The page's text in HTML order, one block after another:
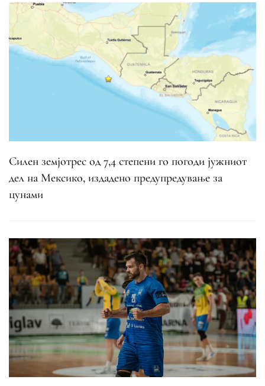
Силен земјотрес од 7,4 степени го погоди јужниот
дел на Мексико, издадено предупредување за
цунами